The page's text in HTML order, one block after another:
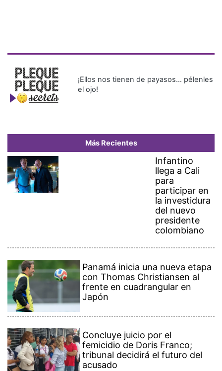
¡Ellos nos tienen de payasos… pélenles
el ojo!
Más Recientes
Infantino
llega a Cali
para
participar en
la investidura
del nuevo
presidente
colombiano
Panamá inicia una nueva etapa
con Thomas Christiansen al
frente en cuadrangular en
Japón
Concluye juicio por el
femicidio de Doris Franco;
tribunal decidirá el futuro del
acusado